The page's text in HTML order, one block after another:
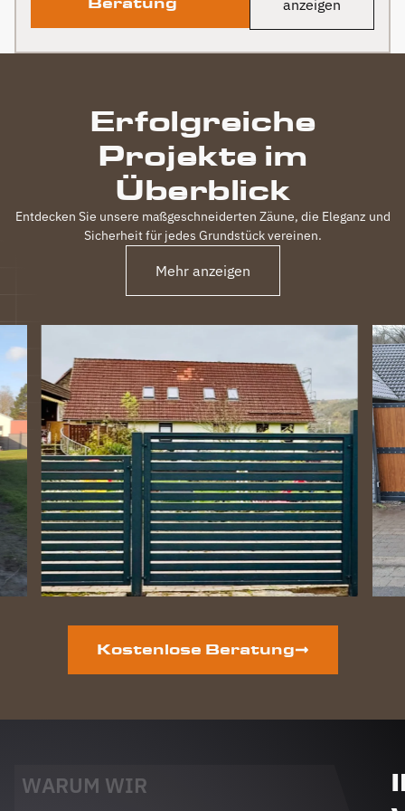
anzeigen
Erfolgreiche
Projekte im
Überblick
Entdecken Sie unsere maßgeschneiderten Zäune, die Eleganz und
Sicherheit für jedes Grundstück vereinen.
Mehr anzeigen
Kostenlose Beratung
WARUM WIR